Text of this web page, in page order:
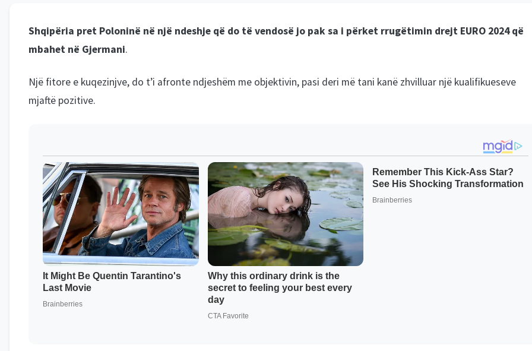
Shqipëria pret Poloninë në një ndeshje që do të vendosë jo pak sa i përket rrugëtimin drejt EURO 2024 që
mbahet në Gjermani.
Një fitore e kuqezinjve, do t’i afronte ndjeshëm me objektivin, pasi deri më tani kanë zhvilluar një kualifikueseve
mjaftë pozitive.